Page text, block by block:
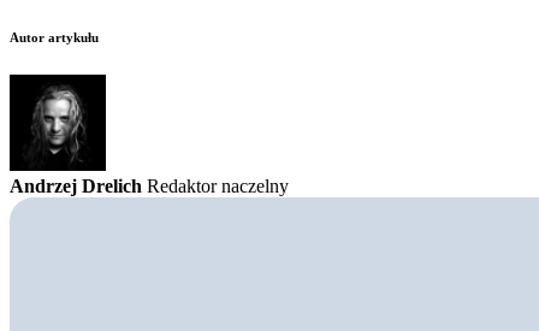
Autor artykułu
Andrzej Drelich Redaktor naczelny